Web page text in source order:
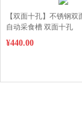
【双面十孔】不锈钢双
自动采食槽 双面十孔
¥440.00